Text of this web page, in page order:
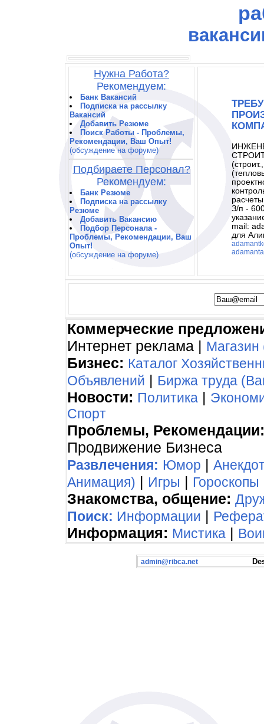
Нужна Работа?
Рекомендуем:
Банк Вакансий
Подписка на рассылку
Вакансий
Добавить Резюме
Поиск Работы - Проблемы,
Рекомендации, Ваш Опыт!
(обсуждение на форуме)
Подбираете Персонал?
Рекомендуем:
Банк Резюме
Подписка на рассылку
Резюме
Добавить Вакансию
Подбор Персонала -
Проблемы, Рекомендации, Ваш
Опыт!
(обсуждение на форуме)
З/п -
mail:
для
Коммерческие
Интернет реклама | Магазин
Бизнес: Каталог
Объявлений | Биржа труда
Новости: Политика |
Спорт
Проблемы, Рекомендации:
Продвижение Бизнеса
Развлечения: Юмор |
Анимация) | Игры | Гороскопы
Знакомства, общение:
Поиск: Информации |
Информация: Мистика |
admin@ribca.net